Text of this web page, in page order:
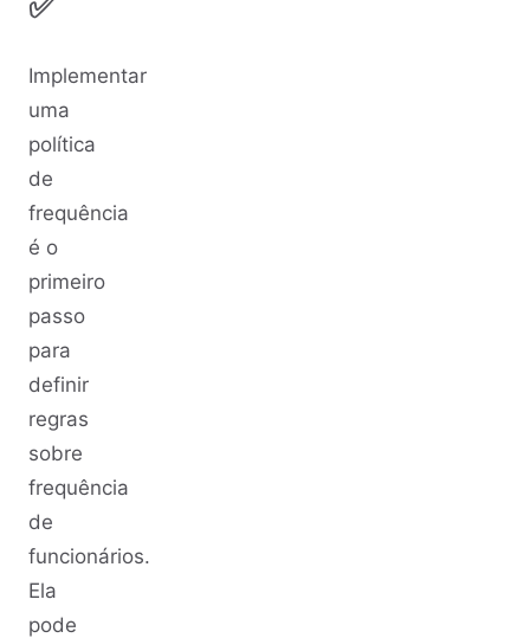
Implementar
uma
política
de
frequência
é o
primeiro
passo
para
definir
regras
sobre
frequência
de
funcionários.
Ela
pode